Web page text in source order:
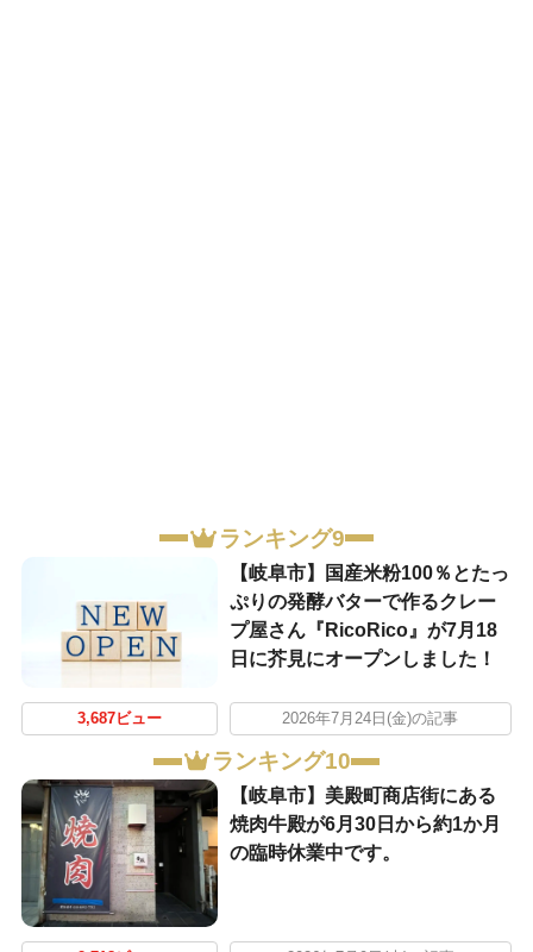
ランキング9
【岐阜市】国産米粉100％とたっ
ぷりの発酵バターで作るクレー
プ屋さん『RicoRico』が7月18
日に芥見にオープンしました！
3,687ビュー 2026年7月24日(金)の記事
ランキング10
【岐阜市】美殿町商店街にある
焼肉牛殿が6月30日から約1か月
の臨時休業中です。